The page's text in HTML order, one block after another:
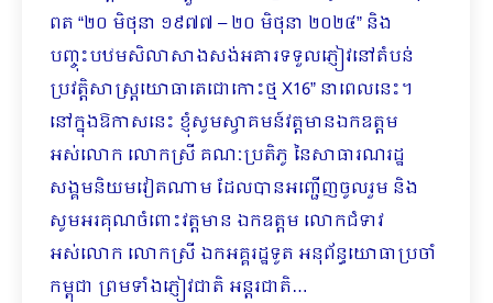
ពត “២០ មិថុនា ១៩៧៧ – ២០ មិថុនា ២០២៤” និង
បញ្ចុះបឋមសិលាសាងសង់អគារទទួលភ្ញៀវនៅតំបន់
ប្រវត្តិសាស្រ្តយោធាតេជោកោះថ្ម X16” នាពេលនេះ។
នៅក្នុងឱកាសនេះ ខ្ញុំសូមស្វាគមន៍វត្តមានឯកឧត្តម
អស់លោក លោកស្រី គណៈប្រតិភូ នៃសាធារណរដ្ឋ
សង្គមនិយមវៀតណាម ដែលបានអញ្ជើញចូលរួម និង
សូមអរគុណចំពោះវត្តមាន ឯកឧត្តម លោកជំទាវ
អស់លោក លោកស្រី ឯកអគ្គរដ្ឋទូត អនុព័ន្ធយោធាប្រចាំ
កម្ពុជា ព្រមទាំងភ្ញៀវជាតិ អន្តរជាតិ…